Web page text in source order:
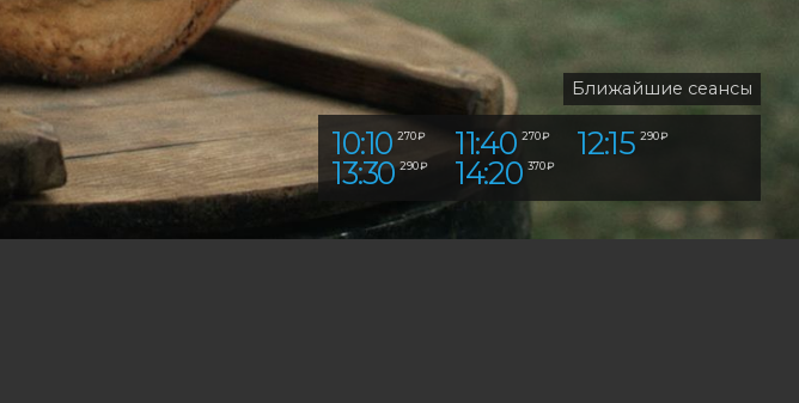
Ближайшие сеансы
10:10 270 ₽ 11:40 270 ₽ 12:15 290 ₽
13:30 290 ₽ 14:20 370 ₽